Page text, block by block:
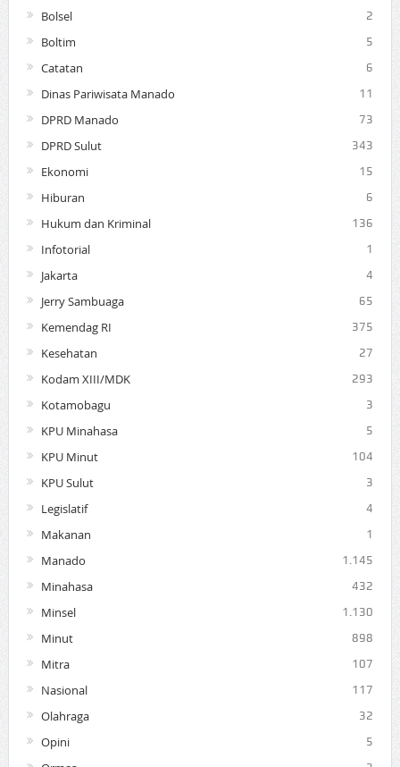
Bolsel 2
Boltim 5
Catatan 6
Dinas Pariwisata Manado 11
DPRD Manado 73
DPRD Sulut 343
Ekonomi 15
Hiburan 6
Hukum dan Kriminal 136
Infotorial 1
Jakarta 4
Jerry Sambuaga 65
Kemendag RI 375
Kesehatan 27
Kodam XIII/MDK 293
Kotamobagu 3
KPU Minahasa 5
KPU Minut 104
KPU Sulut 3
Legislatif 4
Makanan 1
Manado 1.145
Minahasa 432
Minsel 1.130
Minut 898
Mitra 107
Nasional 117
Olahraga 32
Opini 5